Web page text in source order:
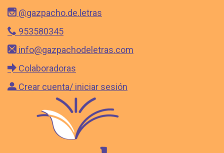
@gazpacho.de.letras
953580345
info@gazpachodeletras.com
Colaboradoras
Crear cuenta/ iniciar sesión